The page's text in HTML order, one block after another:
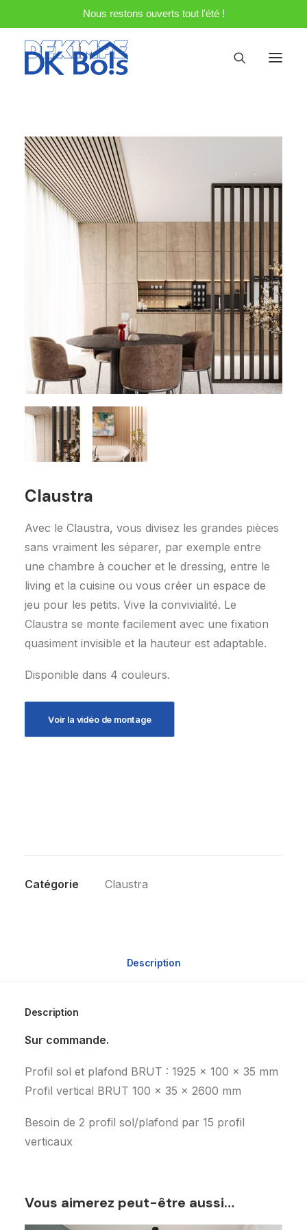
Nous restons ouverts tout l'été !
Demandez un devis
Claustra
Avec le Claustra, vous divisez les grandes pièces
sans vraiment les séparer, par exemple entre
une chambre à coucher et le dressing, entre le
living et la cuisine ou vous créer un espace de
jeu pour les petits. Vive la convivialité. Le
Claustra se monte facilement avec une fixation
quasiment invisible et la hauteur est adaptable.
Disponible dans 4 couleurs.
Voir la vidéo de montage
Catégorie Claustra
Description
Description
Sur commande.
Profil sol et plafond BRUT : 1925 x 100 x 35 mm
Profil vertical BRUT 100 x 35 x 2600 mm
Besoin de 2 profil sol/plafond par 15 profil
verticaux
Vous aimerez peut-être aussi…